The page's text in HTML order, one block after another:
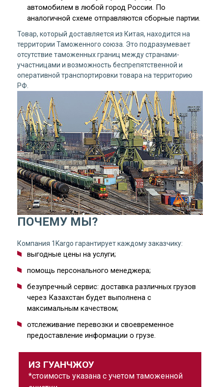
автомобилем в любой город России. По
аналогичной схеме отправляются сборные партии.
Товар, который доставляется из Китая, находится на
территории Таможенного союза. Это подразумевает
отсутствие таможенных границ между странами-
участницами и возможность беспрепятственной и
оперативной транспортировки товара на территорию
РФ.
ПОЧЕМУ МЫ?
Компания 1Kargo гарантирует каждому заказчику:
выгодные цены на услуги;
помощь персонального менеджера;
безупречный сервис: доставка различных грузов
через Казахстан будет выполнена с
максимальным качеством;
отслеживание перевозки и своевременное
предоставление информации о грузе.
ИЗ ГУАНЧЖОУ
*стоимость указана с учетом таможенной